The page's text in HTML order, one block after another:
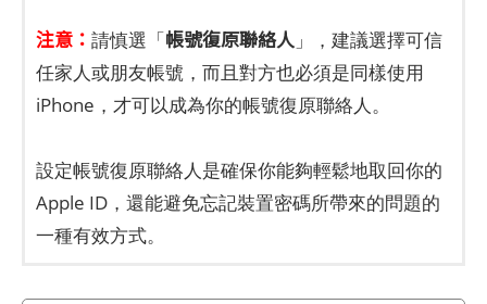
注意： 請慎選「帳號復原聯絡人 」，建議選擇可信
任家人或朋友帳號，而且對方也必須是同樣使用
iPhone，才可以成為你的帳號復原聯絡人。
設定帳號復原聯絡人是確保你能夠輕鬆地取回你的
Apple ID，還能避免忘記裝置密碼所帶來的問題的
一種有效方式。